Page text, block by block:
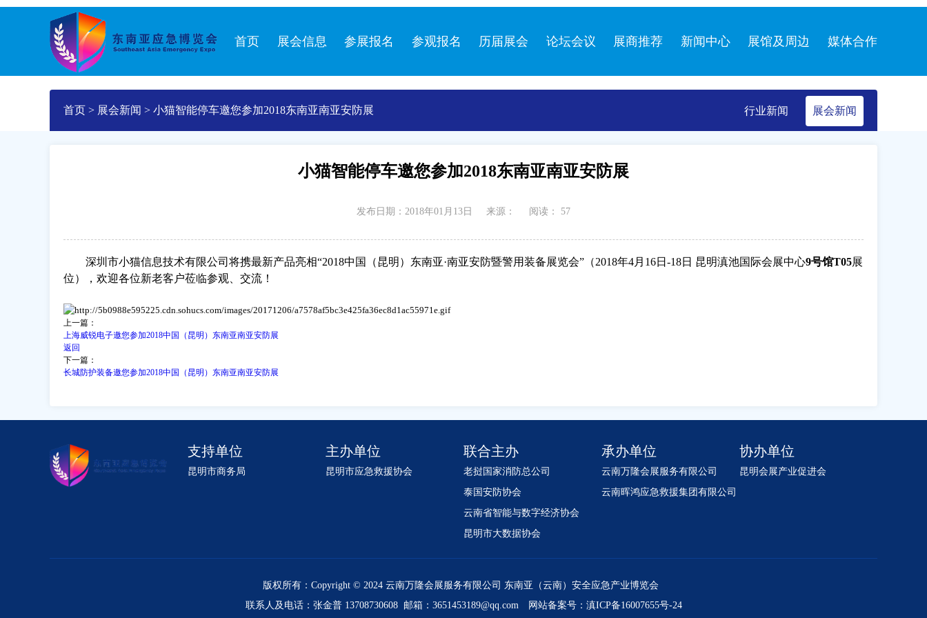
首页 展会信息 参展报名 参观报名 历届展会 论坛会议 展商推荐 新闻中心 展馆及周边 媒体合作
首页 > 展会新闻 > 小猫智能停车邀您参加2018东南亚南亚安防展 行业新闻 展会新闻
小猫智能停车邀您参加2018东南亚南亚安防展
发布日期：2018年01月13日 来源： 阅读： 57
深圳市小猫信息技术有限公司 将携最新产品亮相“2018中国（昆明）东南亚·南亚安防暨警用装备展览会”（2018年4月 16日 -18日 昆明滇池国际会展中心9号馆T05展
位），欢迎各位新老客户莅临参观、交流！
上一篇：
上海威锐电子邀您参加2018中国（昆明）东南亚南亚安防展
返回
下一篇：
长城防护装备邀您参加2018中国（昆明）东南亚南亚安防展
支持单位
昆明市商务局
主办单位
昆明市应急救援协会
联合主办
老挝国家消防总公司
泰国安防协会
云南省智能与数字经济协会
昆明市大数据协会
承办单位
云南万隆会展服务有限公司
云南晖鸿应急救援集团有限公司
协办单位
昆明会展产业促进会
版权所有：Copyright © 2024 云南万隆会展服务有限公司 东南亚（云南）安全应急产业博览会
联系人及电话：张金普 13708730608 邮箱：3651453189@qq.com
网站备案号：滇ICP备16007655号-24